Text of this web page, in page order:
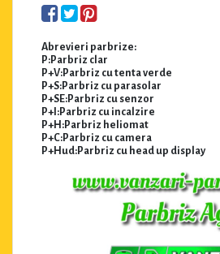
Abrevieri parbrize:
P:Parbriz clar
P+V:Parbriz cu tenta verde
P+S:Parbriz cu parasolar
P+SE:Parbriz cu senzor
P+I:Parbriz cu incalzire
P+H:Parbriz heliomat
P+C:Parbriz cu camera
P+Hud:Parbriz cu head up display